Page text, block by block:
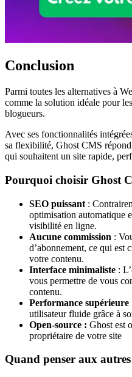
Conclusion
Parmi toutes les alternatives à
comme la solution idéale pour
blogueurs.
Avec ses fonctionnalités
sa flexibilité, Ghost CMS
qui souhaitent un site rapide,
Pourquoi choisir Ghost
SEO puissant :
optimisation automatique
visibilité en ligne.
Aucune commission :
d’abonnement, ce qui est
votre contenu.
Interface minimaliste :
vous permettre de vous
contenu.
Performance supérieure
utilisateur fluide grâce à
Open-source : Ghost est
propriétaire de votre site
Quand penser aux